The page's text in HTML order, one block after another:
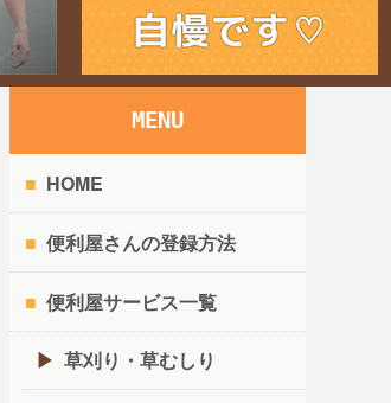
MENU
HOME
便利屋さんの登録方法
便利屋サービス一覧
草刈り・草むしり